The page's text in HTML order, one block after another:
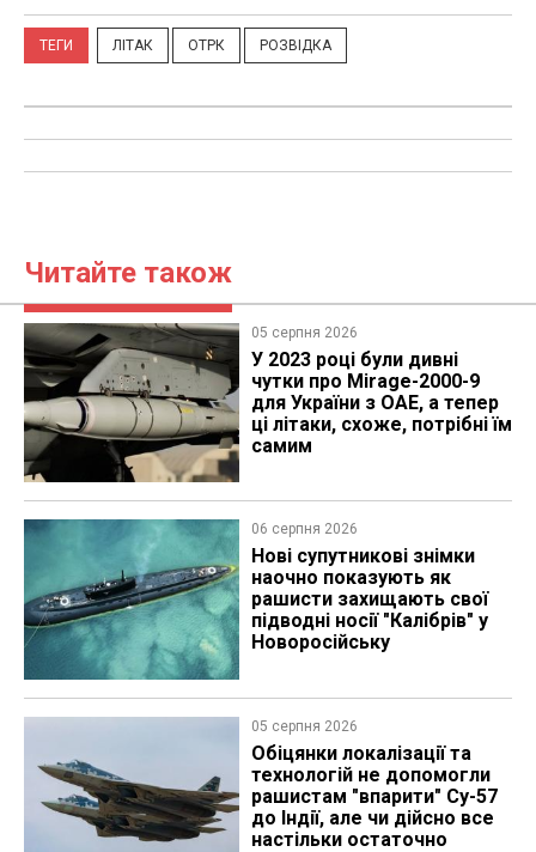
ТЕГИ ЛІТАК ОТРК РОЗВІДКА
Читайте також
05 серпня 2026
У 2023 році були дивні
чутки про Mirage-2000-9
для України з ОАЕ, а тепер
ці літаки, схоже, потрібні їм
самим
06 серпня 2026
Нові супутникові знімки
наочно показують як
рашисти захищають свої
підводні носії "Калібрів" у
Новоросійську
05 серпня 2026
Обіцянки локалізації та
технологій не допомогли
рашистам "впарити" Су-57
до Індії, але чи дійсно все
настільки остаточно